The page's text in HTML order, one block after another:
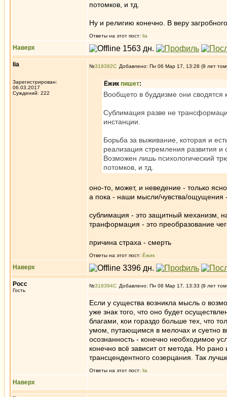
потомков, и тд.
Ну и религию конечно. В веру
Ответы на этот пост: lia
Наверх
lia
Зарегистрирован:
06.03.2017
Суждений: 222
№318392 Добавлено: Пн 06 Мар 17, 13:28 (9 лет
Ёжик пишет:
Вообщето в буддизме они
Сублимация разве не
инстанции.
Борьба за выживание, которая и
реализация стремления развития
Возможен лишь психологический
потомков, и тд.
оно-то, может, и неведение - только
а пока - наши мысли/чувства/ощущения
сублимация - это защитный механизм,
транформация - это преобразование
причина страха - смерть
Ответы на этот пост: Ёжик
Наверх
Росс
Гость
№318394 Добавлено: Пн 06 Мар 17, 13:33 (9 лет
Если у существа возникла мысль о
уже знак того, что оно будет
благами, кои гораздо больше тех, что
умом, путающимся в мелочах и суетно
осознанность - конечно необходимое
конечно всё зависит от метода. Но
трансцендентного созерцания. Так
Ответы на этот пост: lia
Наверх